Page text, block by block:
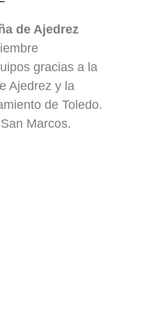
de Ajedrez
gracias a la
Ajedrez y la
de Toledo.
Marcos.